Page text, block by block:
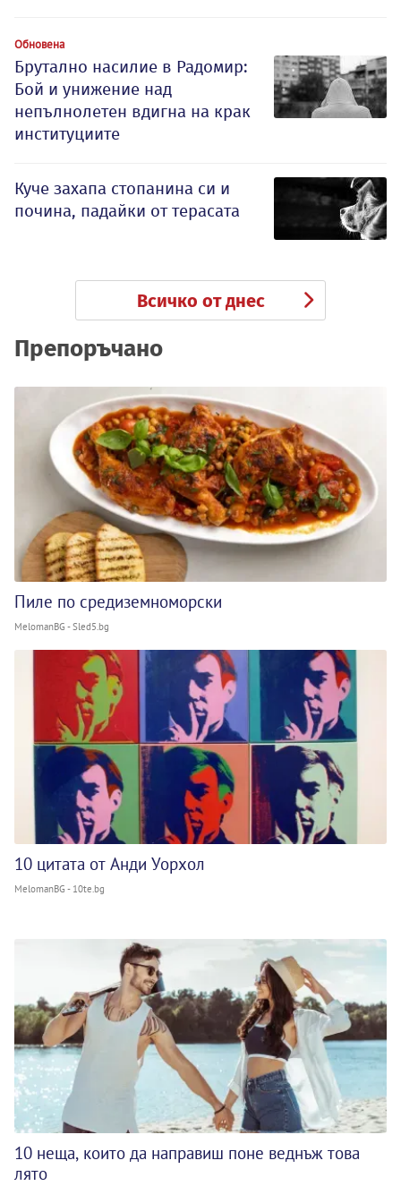
Обновена
Брутално насилие в Радомир:
Бой и унижение над
непълнолетен вдигна на крак
институциите
Куче захапа стопанина си и
почина, падайки от терасата
Всичко от днес
Препоръчано
Пиле по средиземноморски
MelomanBG - Sled5.bg
10 цитата от Анди Уорхол
MelomanBG - 10te.bg
10 неща, които да направиш поне веднъж това
лято